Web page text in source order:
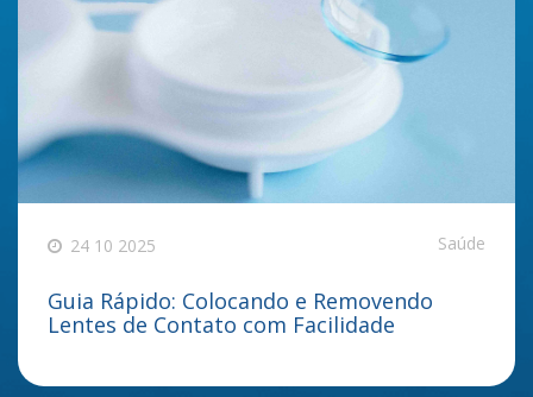
24 10 2025 Saúde
Guia Rápido: Colocando e Removendo
Lentes de Contato com Facilidade